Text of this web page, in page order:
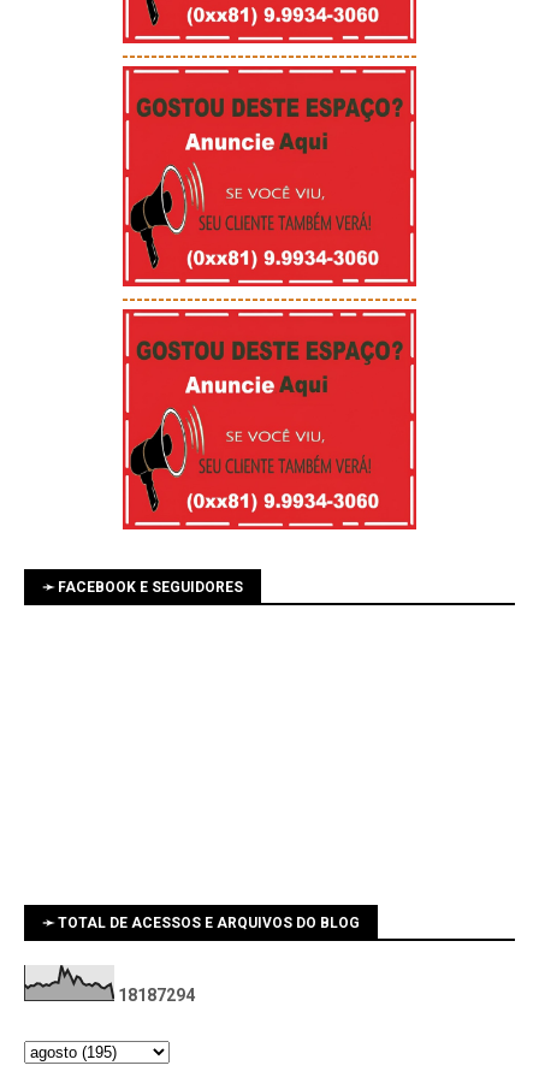
-----------------------------------------
-----------------------------------------
➛ FACEBOOK E SEGUIDORES
➛ TOTAL DE ACESSOS E ARQUIVOS DO BLOG
1 81 87294